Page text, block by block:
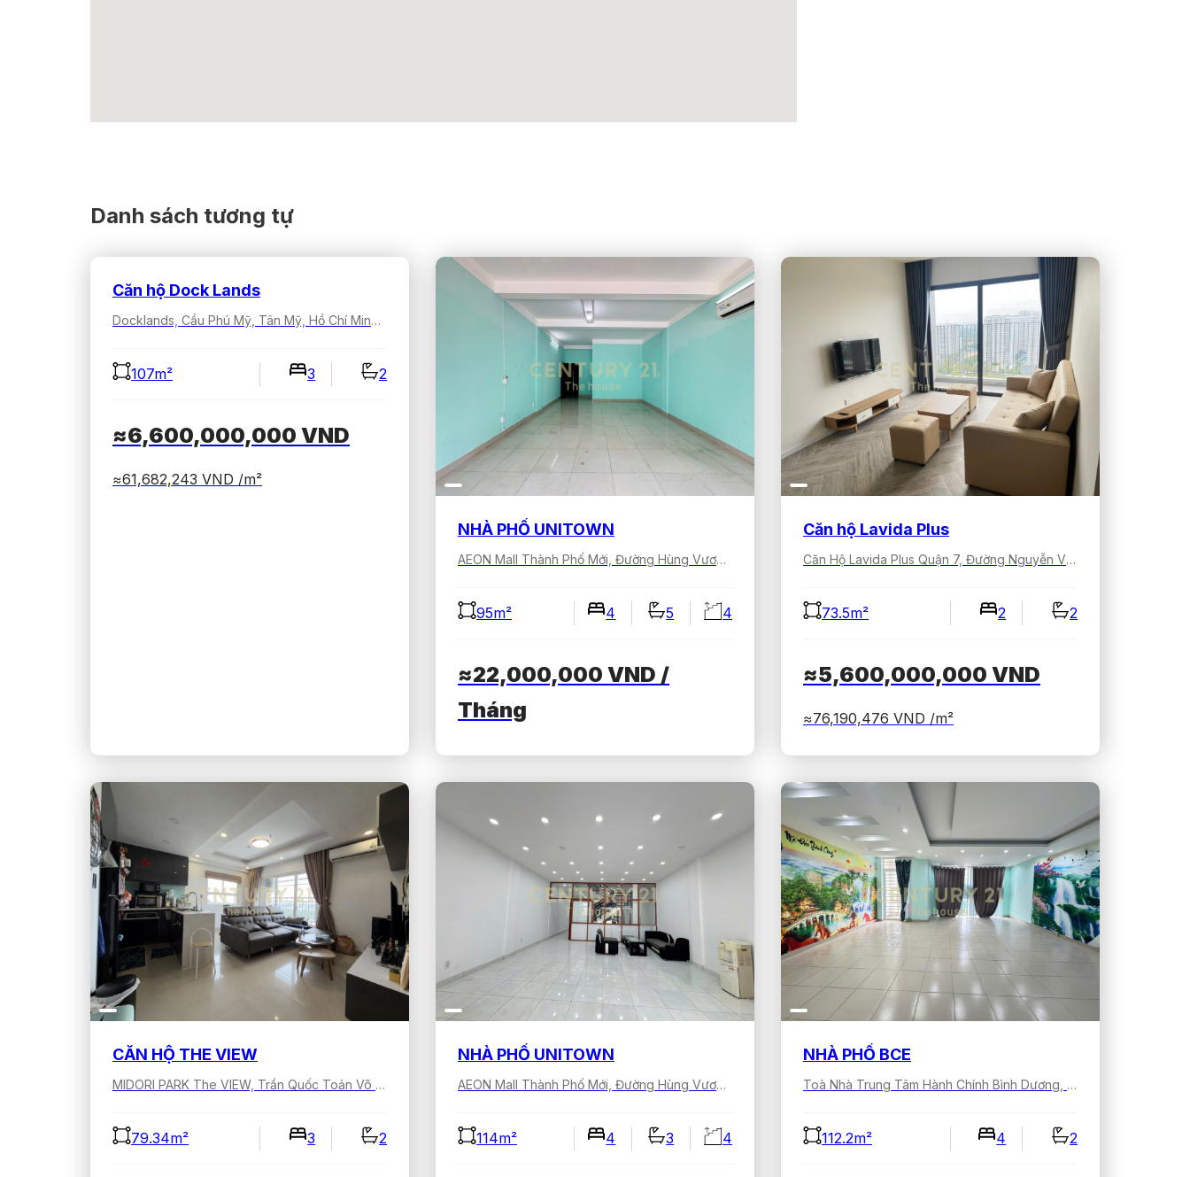
Danh sách tương tự
Căn hộ Dock Lands
Docklands, Cầu Phú Mỹ, Tân Mỹ, Hồ Chí Minh, Việt Nam
107m² 3 2
≈6,600,000,000 VND
≈61,682,243 VND /m²
NHÀ PHỐ UNITOWN
AEON Mall Thành Phố Mới, Đường Hùng Vương, Bình Dương, Hồ Chí Minh, Việt Nam
95m² 4 5 4
≈22,000,000 VND /
Tháng
Căn hộ Lavida Plus
Căn Hộ Lavida Plus Quận 7, Đường Nguyễn Văn Linh, Tân Hưng, Hồ Chí Minh, Việt Nam
73.5m² 2 2
≈5,600,000,000 VND
≈76,190,476 VND /m²
CĂN HỘ THE VIEW
MIDORI PARK The VIEW, Trần Quốc Toản Võ Nguyên Giáp, Bình Dương, Hồ Chí Minh, Việt Nam
79.34m² 3 2
NHÀ PHỐ UNITOWN
AEON Mall Thành Phố Mới, Đường Hùng Vương, Bình Dương, Hồ Chí Minh, Việt Nam
114m² 4 3 4
NHÀ PHỐ BCE
Toà Nhà Trung Tâm Hành Chính Bình Dương, Lê Lợi, Bình Dương, Hồ Chí Minh, Việt Nam
112.2m² 4 2